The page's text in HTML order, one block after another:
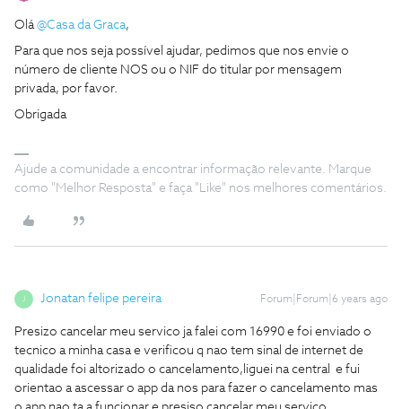
Olá@Casa da Graca,
Para que nos seja possível ajudar, pedimos que nos envie o
número de cliente NOS ou o NIF do titular por mensagem
privada, por favor.
Obrigada
Ajude a comunidade a encontrar informação relevante. Marque
como "Melhor Resposta" e faça "Like" nos melhores comentários.
Jonatan felipe pereira Forum|Forum|6 years ago
Presizo cancelar meu servico ja falei com 16990 e foi enviado o
tecnico a minha casa e verificou q nao tem sinal de internet de
qualidade foi altorizado o cancelamento,liguei na central e fui
orientao a ascessar o app da nos para fazer o cancelamento mas